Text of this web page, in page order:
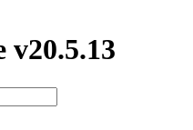
v20.5.13